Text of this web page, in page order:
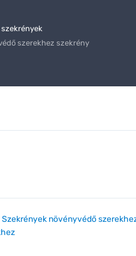
szerekhez szekrény
Szekrények növényvédő